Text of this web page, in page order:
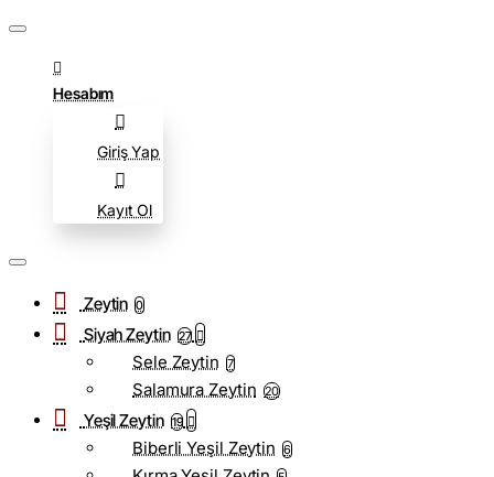
Hesabım
Giriş Yap
Kayıt Ol
Zeytin 0
Siyah Zeytin 27
Sele Zeytin 7
Salamura Zeytin 20
Yeşil Zeytin 19
Biberli Yeşil Zeytin 6